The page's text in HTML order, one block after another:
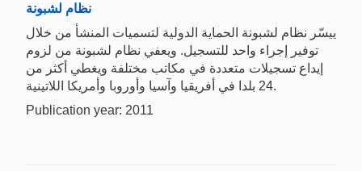
نظام لشبونة
ييسّر نظام لشبونة الحماية الدولية لتسميات المنشأ من خلال
توفير إجراء واحد للتسجيل. ويعفي نظام لشبونة من لزوم
إيداع تسجيلات متعددة في مكاتب مختلفة ويغطي أكثر من
24 بلدا في أفريقيا وآسيا وأوروبا وأمريكا اللاتينية.
Publication year: 2011